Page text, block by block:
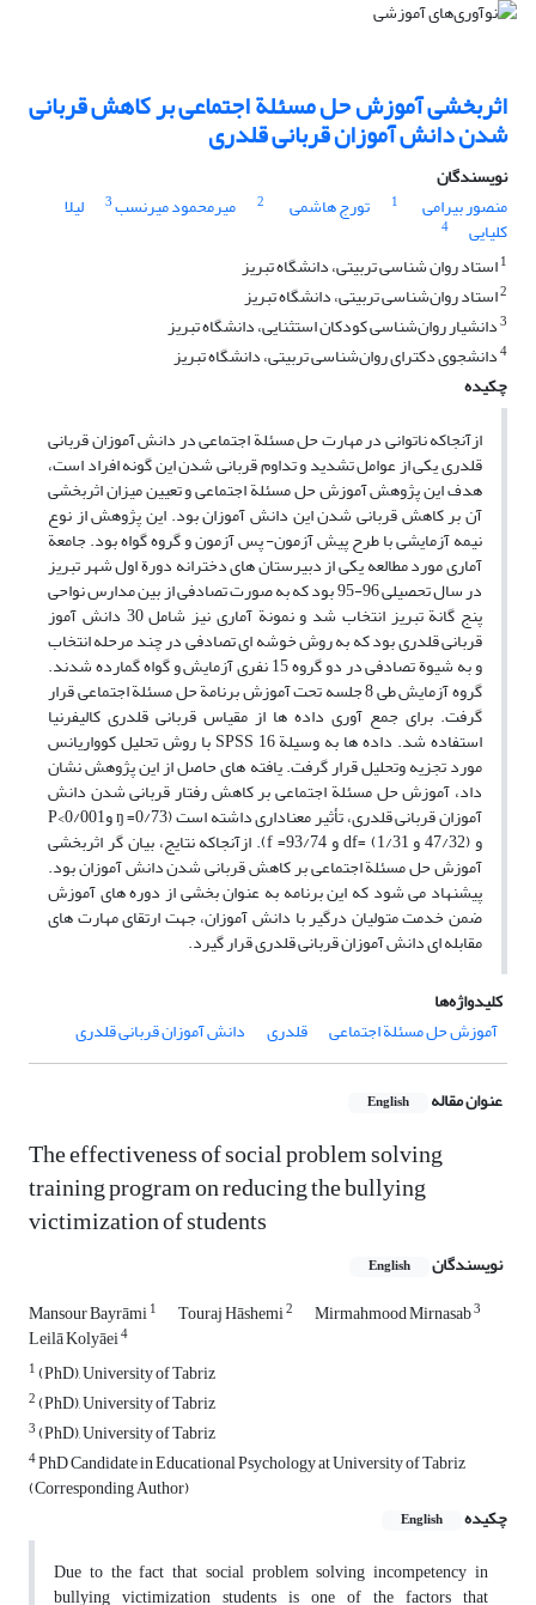
اثربخشی آموزش حل مسئلة اجتماعی بر کاهش قربانی
شدن دانش آموزان قربانی قلدری
نویسندگان
منصور بیرامی
1 تورج هاشمی 2 میرمحمود میرنسب3 لیلا
کلیایی
4
1استاد روان شناسی تربیتی، دانشگاه تبریز
2استاد روان‌شناسی تربیتی، دانشگاه تبریز
3دانشیار روان‌شناسی کودکان استثنایی، دانشگاه تبریز
4دانشجوی دکترای روان‌شناسی تربیتی، دانشگاه تبریز
چکیده
ازآنجاکه ناتوانی در مهارت حل مسئلة اجتماعی در دانش آموزان قربانی
قلدری یکی از عوامل تشدید و تداوم قربانی شدن این گونه افراد است،
هدف این پژوهش آموزش حل مسئلة اجتماعی و تعیین میزان اثربخشی
آن بر کاهش قربانی شدن این دانش آموزان بود. این پژوهش از نوع
نیمه آزمایشی با طرح پیش آزمون- پس آزمون و گروه گواه بود. جامعة
آماری مورد مطالعه یکی از دبیرستان های دخترانه دورة اول شهر تبریز
در سال تحصیلی 96-95 بود که به صورت تصادفی از بین مدارس نواحی
پنج گانة تبریز انتخاب شد و نمونة آماری نیز شامل 30 دانش آموز
قربانی قلدری بود که به روش خوشه ای تصادفی در چند مرحله انتخاب
و به شیوة تصادفی در دو گروه 15 نفری آزمایش و گواه گمارده شدند.
گروه آزمایش طی 8 جلسه تحت آموزش برنامة حل مسئلة اجتماعی قرار
گرفت. برای جمع آوری داده ها از مقیاس قربانی قلدری کالیفرنیا
استفاده شد. داده ها به وسیلة 16 SPSS با روش تحلیل کوواریانس
مورد تجزیه وتحلیل قرار گرفت. یافته های حاصل از این پژوهش نشان
داد، آموزش حل مسئلة اجتماعی بر کاهش رفتار قربانی شدن دانش
آموزان قربانی قلدری، تأثیر معناداری داشته است (0/73= ŋ و0/001>P
و (47/32 و 1/31) =df و 93/74= f). ازآنجاکه نتایج، بیان گر اثربخشی
آموزش حل مسئلة اجتماعی بر کاهش قربانی شدن دانش آموزان بود.
پیشنهاد می شود که این برنامه به عنوان بخشی از دوره های آموزش
ضمن خدمت متولیان درگیر با دانش آموزان، جهت ارتقای مهارت های
مقابله ای دانش آموزان قربانی قلدری قرار گیرد.
کلیدواژه‌ها
آموزش حل مسئلة اجتماعی
قلدری دانش آموزان قربانی قلدری
عنوان مقاله English
The effectiveness of social problem solving
training program on reducing the bullying
victimization of students
نویسندگان English
Mansour Bayrāmi1 Touraj Hāshemi2 Mirmahmood Mirnasab3
Leilā Kolyāei4
1(PhD), University of Tabriz
2(PhD), University of Tabriz
3(PhD), University of Tabriz
4PhD Candidate in Educational Psychology at University of Tabriz
(Corresponding Author)
چکیده
English
Due to the fact that social problem solving incompetency in
bullying victimization students is one of the factors that